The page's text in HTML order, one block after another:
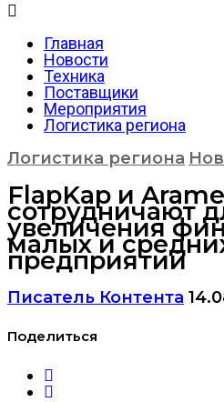
Главная
Новости
Техника
Поставщики
Мероприятия
Логистика региона
Логистика региона
FlapKap и
сотрудничают
увеличения
малых и
предприятий
Писатель Контента
Поделиться